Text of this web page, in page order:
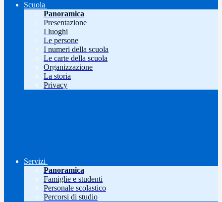
Scuola
Panoramica
Presentazione
I luoghi
Le persone
I numeri della scuola
Le carte della scuola
Organizzazione
La storia
Privacy
Servizi
Panoramica
Famiglie e studenti
Personale scolastico
Percorsi di studio